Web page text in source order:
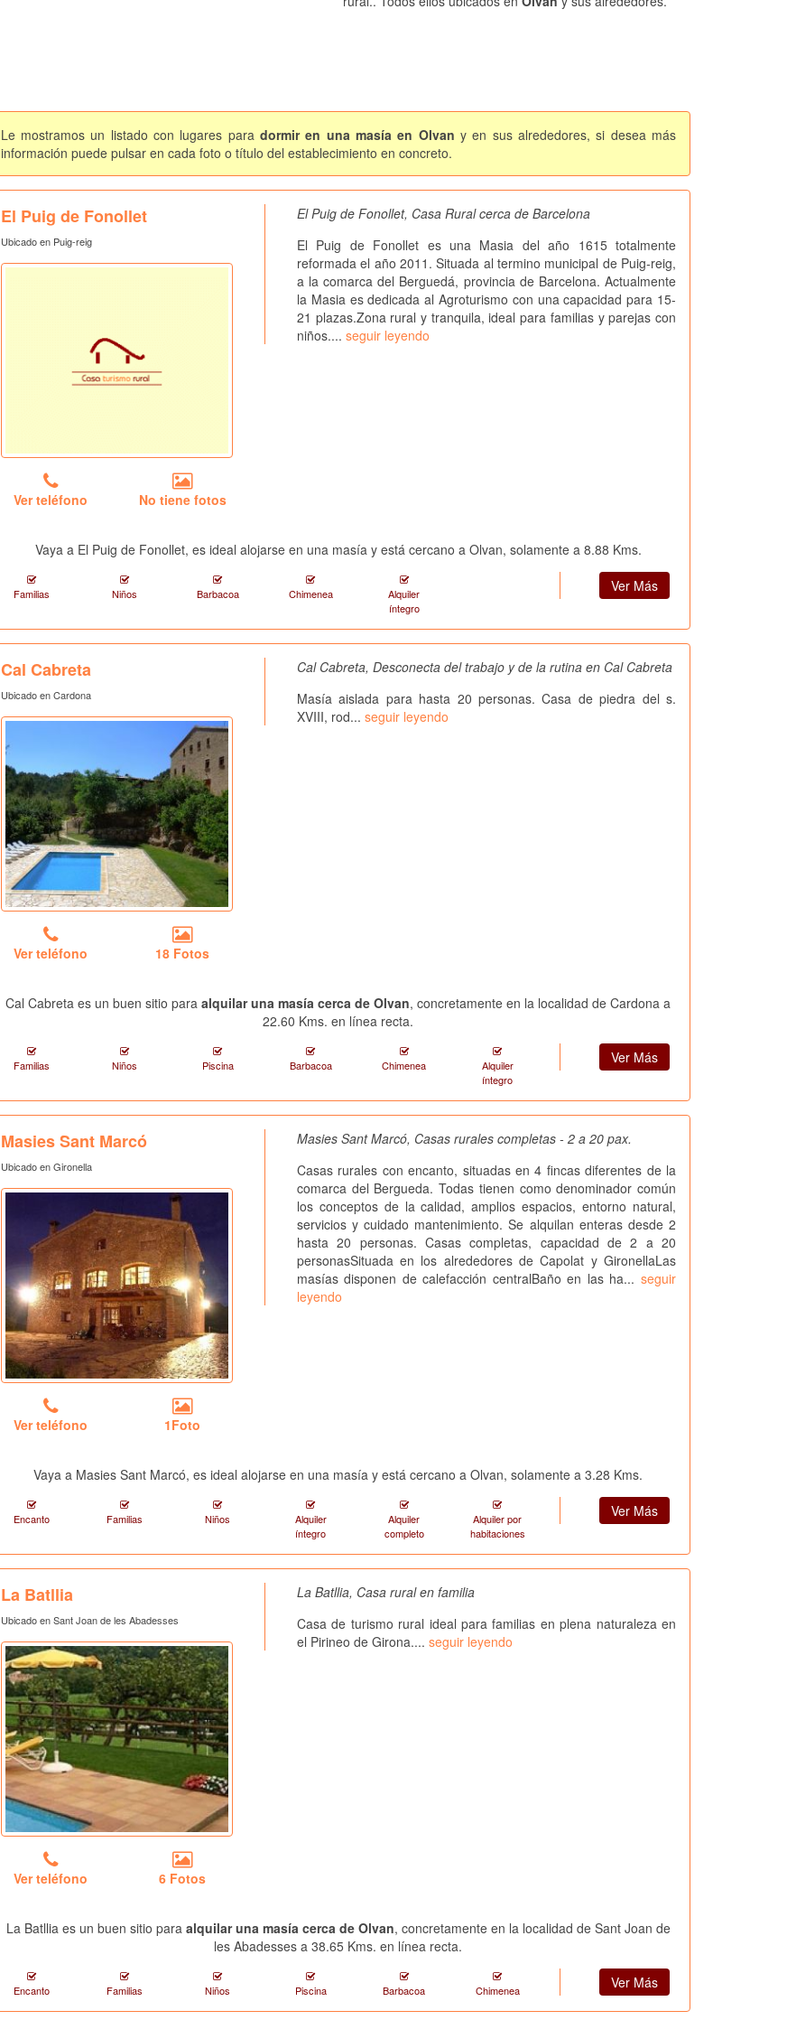
Le mostramos un listado con lugares para dormir en una masía en Olvan y en sus alrededores, si desea más
información puede pulsar en cada foto o título del establecimiento en concreto.
El Puig de Fonollet
Ubicado en Puig-reig
Ver teléfono No tiene fotos
El Puig de Fonollet, Casa Rural cerca de Barcelona
El Puig de Fonollet es una Masia del año 1615 totalmente
reformada el año 2011. Situada al termino municipal de Puig-reig,
a la comarca del Berguedá, provincia de Barcelona. Actualmente
la Masia es dedicada al Agroturismo con una capacidad para 15-
21 plazas.Zona rural y tranquila, ideal para familias y parejas con
niños.... seguir leyendo
Vaya a El Puig de Fonollet, es ideal alojarse en una masía y está cercano a Olvan, solamente a 8.88 Kms.
Familias Niños Barbacoa Chimenea
Alquiler
íntegro
Ver Más
Cal Cabreta
Ubicado en Cardona
Ver teléfono 18 Fotos
Cal Cabreta, Desconecta del trabajo y de la rutina en Cal Cabreta
Masía aislada para hasta 20 personas. Casa de piedra del s.
XVIII, rod... seguir leyendo
Cal Cabreta es un buen sitio paraalquilar una masía cerca de Olvan, concretamente en la localidad de Cardona a
22.60 Kms. en línea recta.
Familias Niños Piscina Barbacoa Chimenea
Alquiler
íntegro
Ver Más
Masies Sant Marcó
Ubicado en Gironella
Ver teléfono 1Foto
Masies Sant Marcó, Casas rurales completas - 2 a 20 pax.
Casas rurales con encanto, situadas en 4 fincas diferentes de la
comarca del Bergueda. Todas tienen como denominador común
los conceptos de la calidad, amplios espacios, entorno natural,
servicios y cuidado mantenimiento. Se alquilan enteras desde 2
hasta 20 personas. Casas completas, capacidad de 2 a 20
personasSituada en los alrededores de Capolat y GironellaLas
masías disponen de calefacción centralBaño en las ha... seguir
leyendo
Vaya a Masies Sant Marcó, es ideal alojarse en una masía y está cercano a Olvan, solamente a 3.28 Kms.
Encanto Familias Niños
Alquiler
íntegro
Alquiler
completo
Alquiler por
habitaciones
Ver Más
La Batllia
Ubicado en Sant Joan de les Abadesses
Ver teléfono 6 Fotos
La Batllia, Casa rural en familia
Casa de turismo rural ideal para familias en plena naturaleza en
el Pirineo de Girona.... seguir leyendo
La Batllia es un buen sitio para alquilar una masía cerca de Olvan, concretamente en la localidad de Sant Joan de
les Abadesses a 38.65 Kms. en línea recta.
Encanto Familias Niños Piscina Barbacoa Chimenea Ver Más